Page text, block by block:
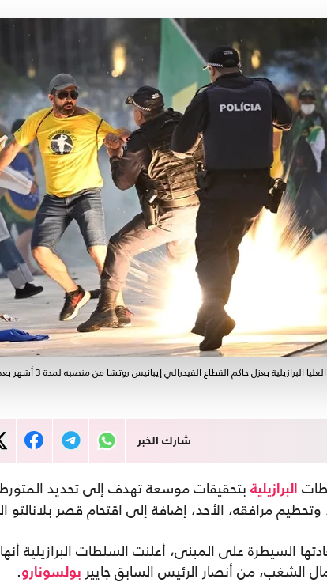
بعزل حاكم القطاع الفيدرالي إيبانيس روتشا من منصبه لمدة 3 أشهر بعد اقتحام المباني الحكومية في برازيليا- جيتي
شارك الخبر
البرازيلية بتحقيقات موسعة تهدف إلى تحديد
مرافقه، الأحد، إضافة إلى اقتحام قصر بلانالتو
الشغب، من أنصار الرئيس السابق جايير بولسونارو.